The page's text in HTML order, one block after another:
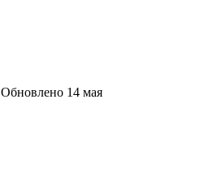
Обновлено 14 мая